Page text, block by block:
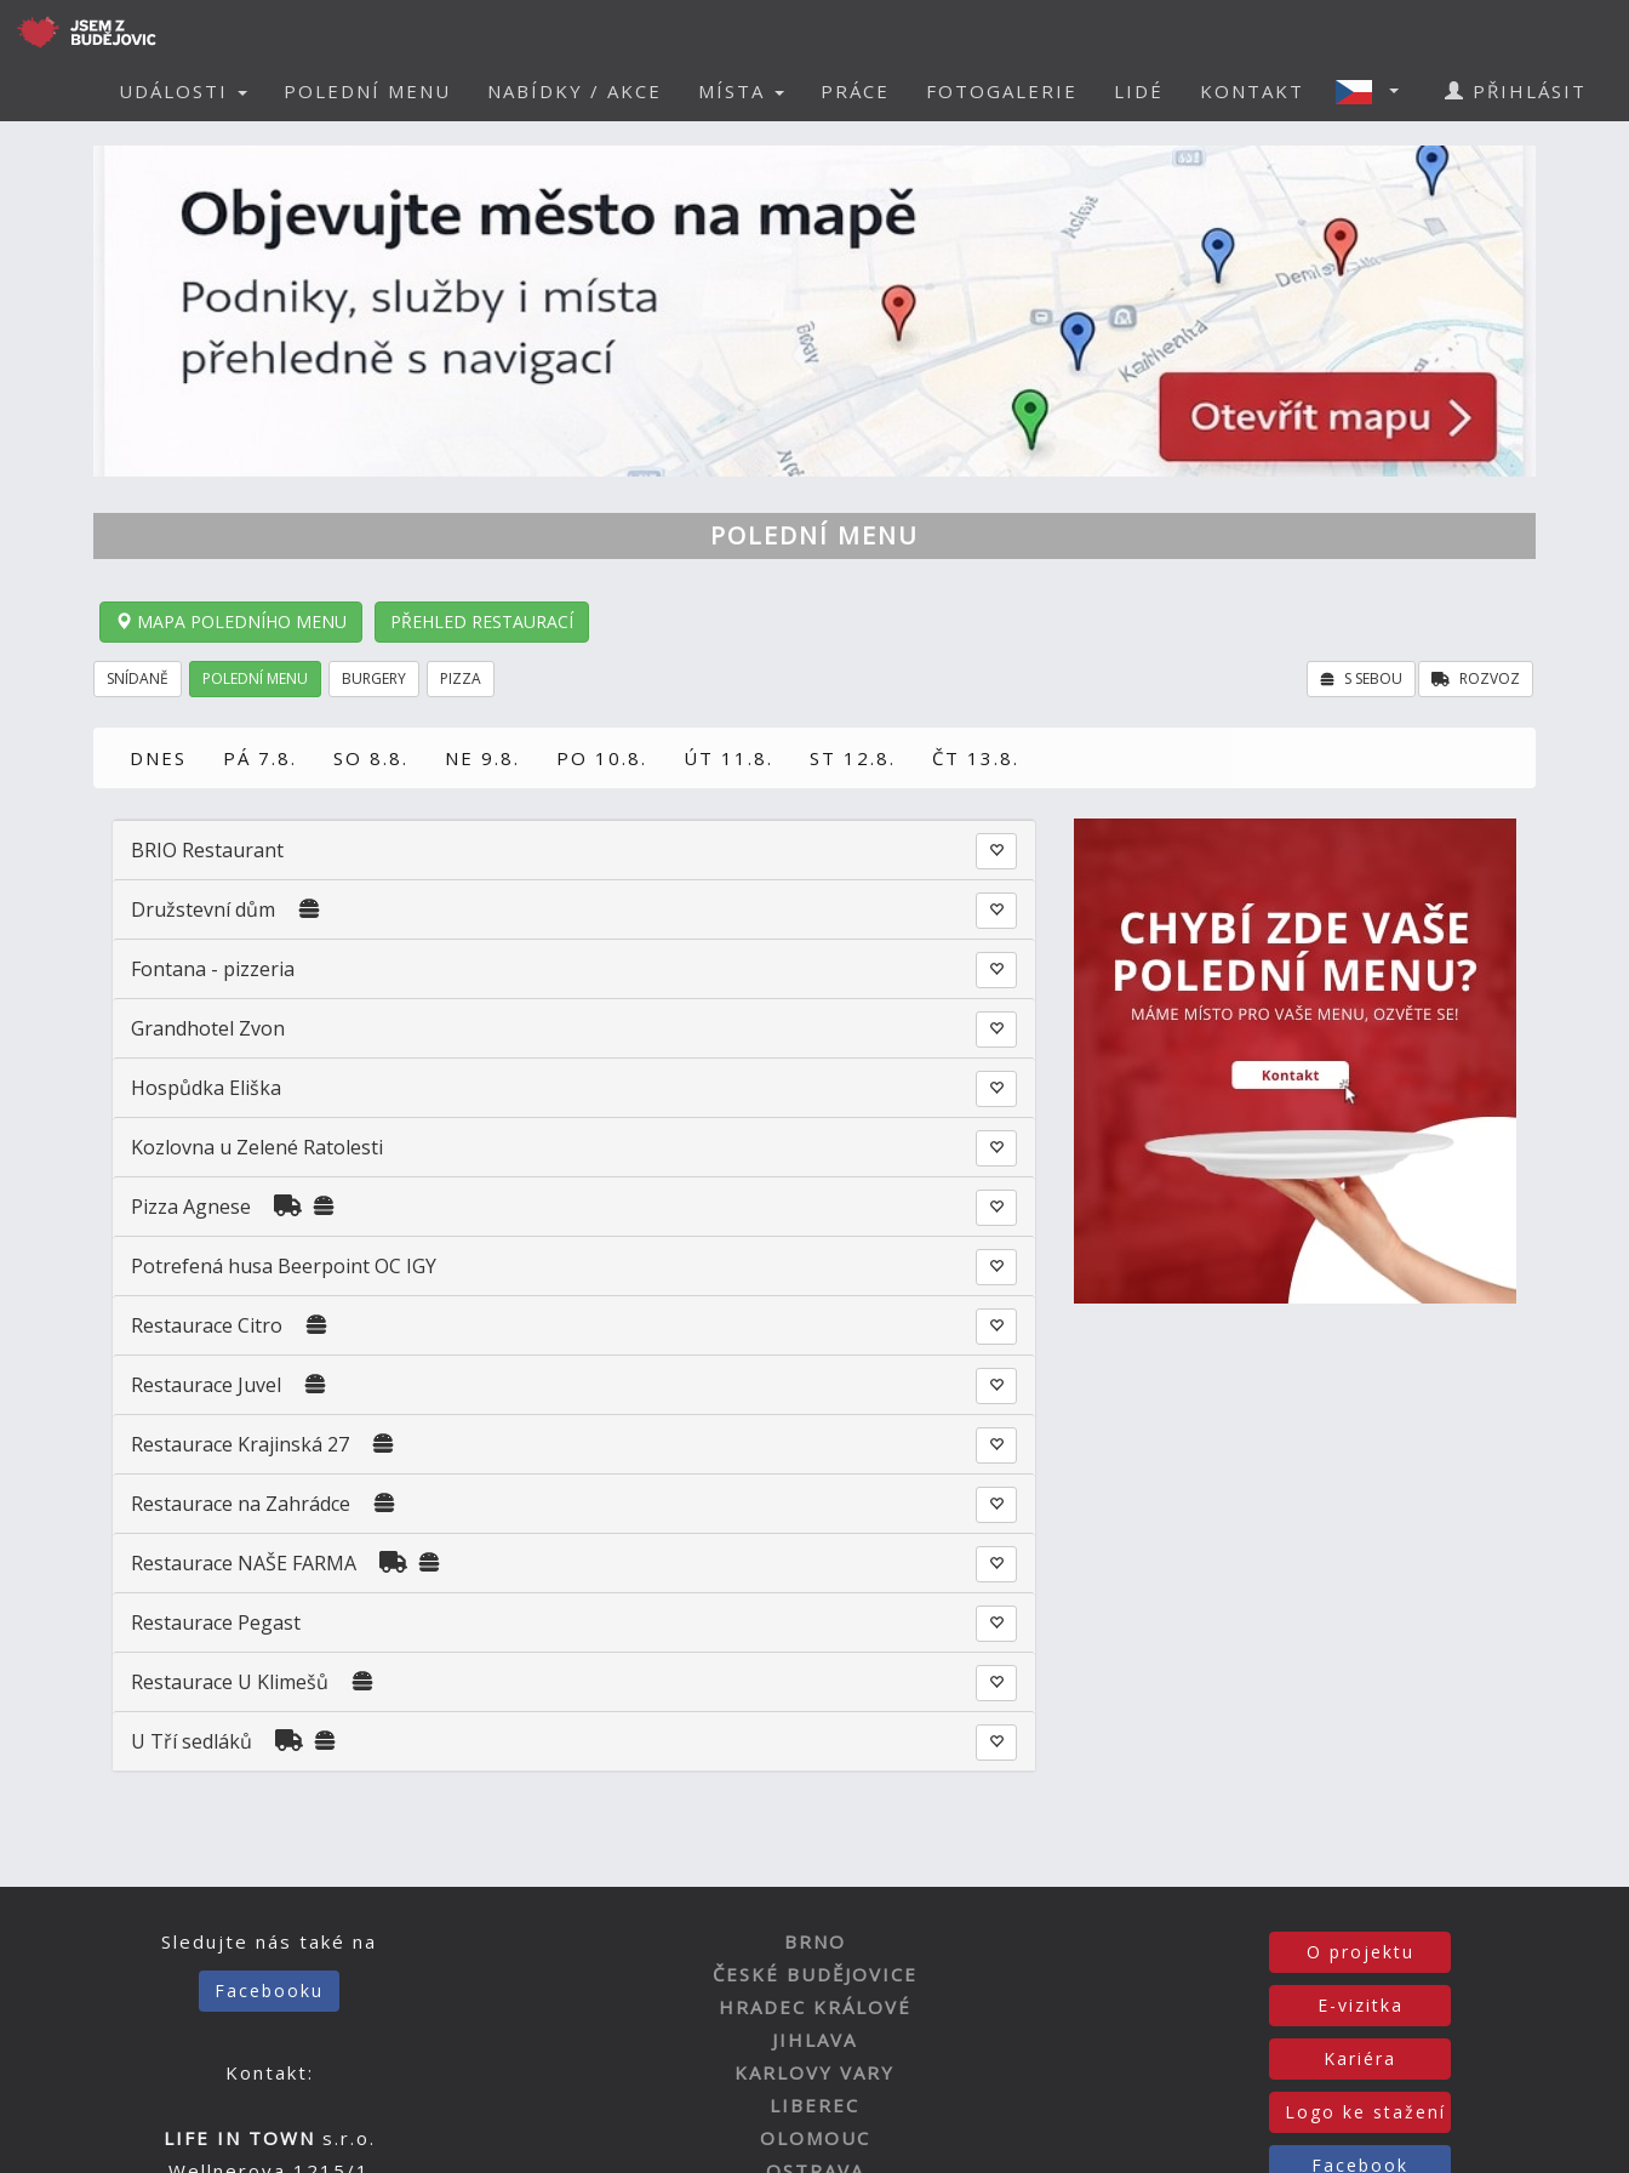
UDÁLOSTI POLEDNÍ MENU NABÍDKY / AKCE MÍSTA PRÁCE FOTOGALERIE LIDÉ KONTAKT PŘIHLÁSIT
POLEDNÍ MENU
MAPA POLEDNÍHO MENU PŘEHLED RESTAURACÍ
SNÍDANĚ POLEDNÍ MENU BURGERY PIZZA ROZVOZ
S SEBOU
DNES PÁ 7.8. SO 8.8. NE 9.8. PO 10.8. ÚT 11.8. ST 12.8. ČT 13.8.
BRIO Restaurant
Družstevní dům
Fontana - pizzeria
Grandhotel Zvon
Hospůdka Eliška
Kozlovna u Zelené Ratolesti
Pizza Agnese
Potrefená husa Beerpoint OC IGY
Restaurace Citro
Restaurace Juvel
Restaurace Krajinská 27
Restaurace na Zahrádce
Restaurace NAŠE FARMA
Restaurace Pegast
Restaurace U Klimešů
U Tří sedláků
Sledujte nás také na
Facebooku
Kontakt:
LIFE IN TOWN s.r.o.
BRNO
ČESKÉ BUDĚJOVICE
HRADEC KRÁLOVÉ
JIHLAVA
KARLOVY VARY
LIBEREC
OLOMOUC
O projektu
E-vizitka
Kariéra
Logo ke stažení
Facebook